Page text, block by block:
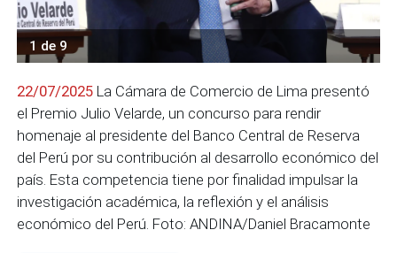
1 de 9
22/07/2025 La Cámara de Comercio de Lima presentó
el Premio Julio Velarde, un concurso para rendir
homenaje al presidente del Banco Central de Reserva
del Perú por su contribución al desarrollo económico del
país. Esta competencia tiene por finalidad impulsar la
investigación académica, la reflexión y el análisis
económico del Perú. Foto: ANDINA/Daniel Bracamonte